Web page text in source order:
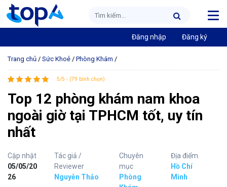
Đăng nhập Đăng ký
Trang chủ / Sức Khoẻ / Phòng Khám /
5/5 - (79 bình chọn)
Top 12 phòng khám nam khoa
ngoài giờ tại TPHCM tốt, uy tín
nhất
Cập nhật
05/05/20
26
Tác giả /
Reviewer
Nguyễn Thảo
Chuyên
mục
Phòng
Địa điểm
Hồ Chí
Minh